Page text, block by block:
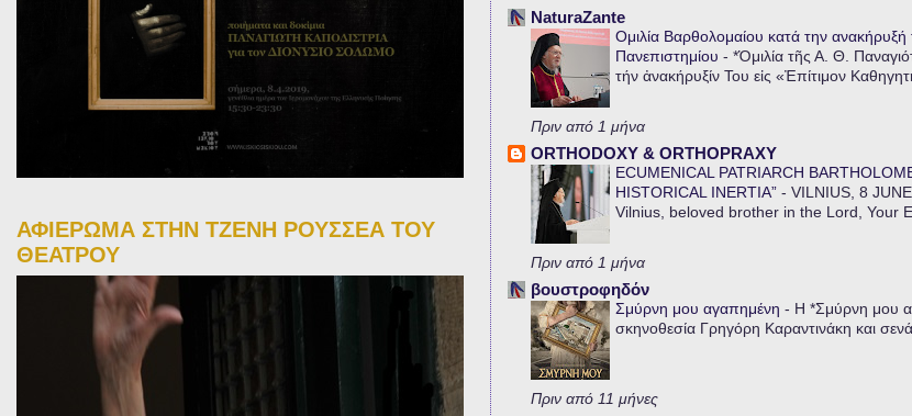
NaturaZante
Ομιλία Βαρθολομαίου κατά την
Πανεπιστημίου - *Ὁμιλία τῆς Α. Θ.
τήν ἀνακήρυξίν Του εἰς «Ἐπίτιμον
Πριν από 1 μήνα
ORTHODOXY & ORTHOPRAXY
ECUMENICAL PATRIARCH
HISTORICAL INERTIA” - VILNIUS, 8
Vilnius, beloved brother in the Lord, Your
Πριν από 1 μήνα
βουστροφηδόν
Σμύρνη μου αγαπημένη - Η *Σμύρνη μου
σκηνοθεσία Γρηγόρη Καραντινάκη και
Πριν από 11 μήνες
ΑΦΙΕΡΩΜΑ ΣΤΗΝ ΤΖΕΝΗ ΡΟΥΣΣΕΑ ΤΟΥ
ΘΕΑΤΡΟΥ